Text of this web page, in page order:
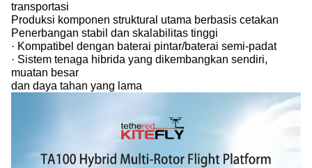
transportasi
Produksi komponen struktural utama berbasis cetakan
Penerbangan stabil dan skalabilitas tinggi
· Kompatibel dengan baterai pintar/baterai semi-padat
· Sistem tenaga hibrida yang dikembangkan sendiri,
muatan besar
dan daya tahan yang lama